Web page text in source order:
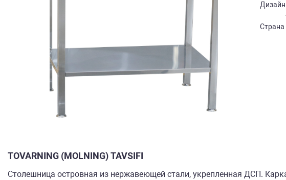
Дизайн
Страна
TOVARNING (MOLNING) TAVSIFI
Столешница островная из нержавеющей стали, укрепленная ДСП.